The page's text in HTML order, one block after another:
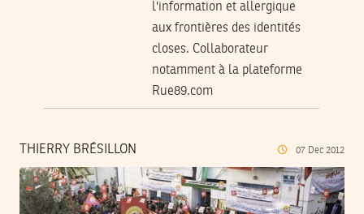
l'information et allergique
aux frontières des identités
closes. Collaborateur
notamment à la plateforme
Rue89.com
THIERRY BRÉSILLON 07 Dec 2012